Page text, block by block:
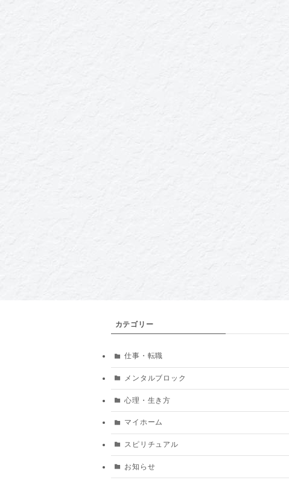
カテゴリー
仕事・転職
メンタルブロック
心理・生き方
マイホーム
スピリチュアル
お知らせ